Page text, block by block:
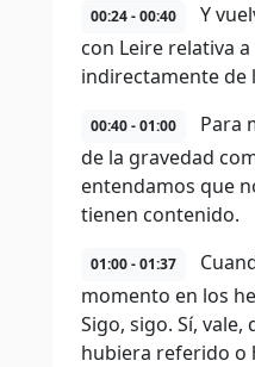
00:24 - 00:40
Y
con Leire relativa
indirectamente de
00:40 - 01:00
Para
de la gravedad
entendamos que
tienen contenido.
01:00 - 01:37
momento en los
Sigo, sigo. Sí,
hubiera referido o